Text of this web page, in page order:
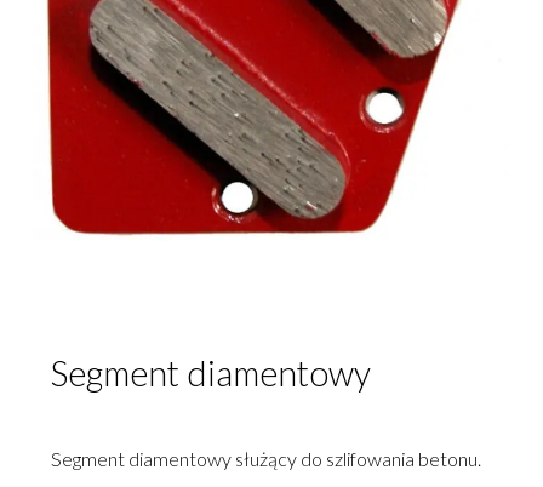
Segment diamentowy
Segment diamentowy służący do szlifowania betonu.